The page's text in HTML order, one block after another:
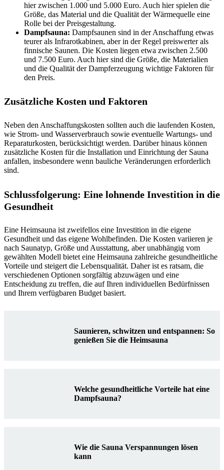
hier zwischen 1.000 und 5.000 Euro. Auch hier spielen die
Größe, das Material und die Qualität der Wärmequelle eine
Rolle bei der Preisgestaltung.
Dampfsauna: Dampfsaunen sind in der Anschaffung etwas
teurer als Infrarotkabinen, aber in der Regel preiswerter als
finnische Saunen. Die Kosten liegen etwa zwischen 2.500
und 7.500 Euro. Auch hier sind die Größe, die Materialien
und die Qualität der Dampferzeugung wichtige Faktoren für
den Preis.
Zusätzliche Kosten und Faktoren
Neben den Anschaffungskosten sollten auch die laufenden Kosten,
wie Strom- und Wasserverbrauch sowie eventuelle Wartungs- und
Reparaturkosten, berücksichtigt werden. Darüber hinaus können
zusätzliche Kosten für die Installation und Einrichtung der Sauna
anfallen, insbesondere wenn bauliche Veränderungen erforderlich
sind.
Schlussfolgerung: Eine lohnende Investition in die
Gesundheit
Eine Heimsauna ist zweifellos eine Investition in die eigene
Gesundheit und das eigene Wohlbefinden. Die Kosten variieren je
nach Saunatyp, Größe und Ausstattung, aber unabhängig vom
gewählten Modell bietet eine Heimsauna zahlreiche gesundheitliche
Vorteile und steigert die Lebensqualität. Daher ist es ratsam, die
verschiedenen Optionen sorgfältig abzuwägen und eine
Entscheidung zu treffen, die auf Ihren individuellen Bedürfnissen
und Ihrem verfügbaren Budget basiert.
Saunieren, schwitzen und entspannen: So
genießen Sie die Heimsauna
Welche gesundheitliche Vorteile hat eine
Dampfsauna?
Wie die Sauna Verspannungen lösen
kann